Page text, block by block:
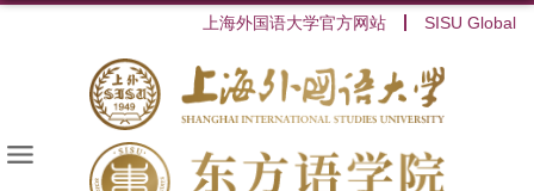
上海外国语大学官方网站 SISU Global